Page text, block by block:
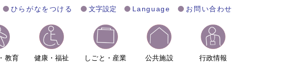
ひらがなをつける 文字設定 Language お問い合わせ
教育 健康・福祉 しごと・産業 公共施設 行政情報